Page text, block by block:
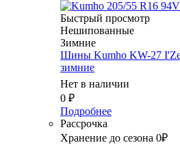
Быстрый просмотр
Нешипованные
Зимние
Шины Kumho KW-27
зимние
Нет в наличии
0 ₽
Подробнее
Рассрочка
Хранение до сезона 0₽